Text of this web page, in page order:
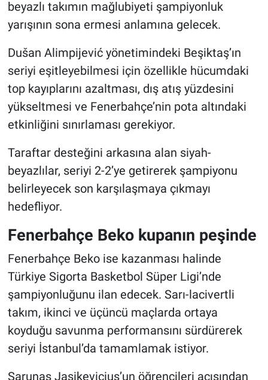
beyazlı takımın mağlubiyeti şampiyonluk
yarışının sona ermesi anlamına gelecek.
Dušan Alimpijević yönetimindeki Beşiktaş’ın
seriyi eşitleyebilmesi için özellikle hücumdaki
top kayıplarını azaltması, dış atış yüzdesini
yükseltmesi ve Fenerbahçe’nin pota altındaki
etkinliğini sınırlaması gerekiyor.
Taraftar desteğini arkasına alan siyah-
beyazlılar, seriyi 2-2’ye getirerek şampiyonu
belirleyecek son karşılaşmaya çıkmayı
hedefliyor.
Fenerbahçe Beko kupanın peşinde
Fenerbahçe Beko ise kazanması halinde
Türkiye Sigorta Basketbol Süper Ligi’nde
şampiyonluğunu ilan edecek. Sarı-lacivertli
takım, ikinci ve üçüncü maçlarda ortaya
koyduğu savunma performansını sürdürerek
seriyi İstanbul’da tamamlamak istiyor.
Sarunas Jasikevicius’un öğrencileri açısından